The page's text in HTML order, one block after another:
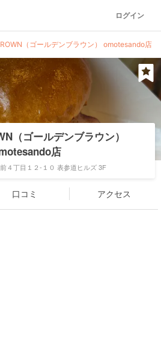
ログイン
（ゴールデンブラウン） omotesando店
（ゴールデンブラウン）
店
４丁目１２-１０ 表参道ヒルズ 3F
口コミ アクセス